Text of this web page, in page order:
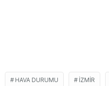
HAVA DURUMU IZMIR